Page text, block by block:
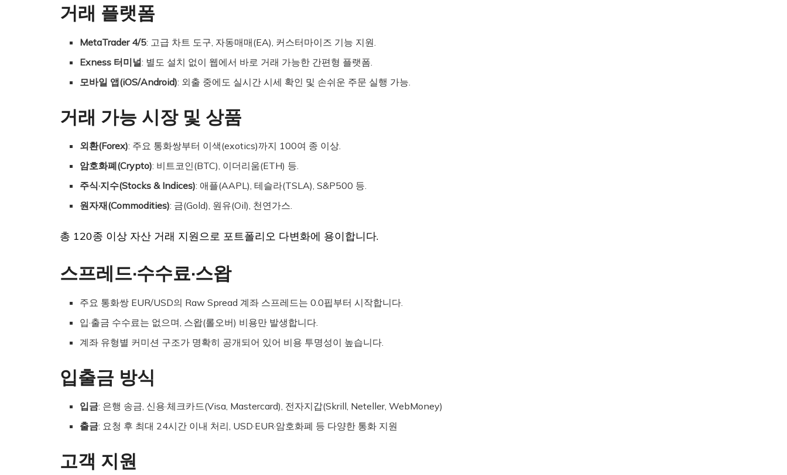
거래 플랫폼
MetaTrader 4/5: 고급 차트 도구, 자동매매(EA), 커스터마이즈 기능 지원.
Exness 터미널: 별도 설치 없이 웹에서 바로 거래 가능한 간편형 플랫폼.
모바일 앱(iOS/Android): 외출 중에도 실시간 시세 확인 및 손쉬운 주문 실행 가능.
거래 가능 시장 및 상품
외환(Forex): 주요 통화쌍부터 이색(exotics)까지 100여 종 이상.
암호화폐(Crypto): 비트코인(BTC), 이더리움(ETH) 등.
주식·지수(Stocks & Indices): 애플(AAPL), 테슬라(TSLA), S&P500 등.
원자재(Commodities): 금(Gold), 원유(Oil), 천연가스.
총 120종 이상 자산 거래 지원으로 포트폴리오 다변화에 용이합니다.
스프레드·수수료·스왑
주요 통화쌍 EUR/USD의 Raw Spread 계좌 스프레드는 0.0핍부터 시작합니다.
입·출금 수수료는 없으며, 스왑(롤오버) 비용만 발생합니다.
계좌 유형별 커미션 구조가 명확히 공개되어 있어 비용 투명성이 높습니다.
입출금 방식
입금: 은행 송금, 신용·체크카드(Visa, Mastercard), 전자지갑(Skrill, Neteller, WebMoney)
출금: 요청 후 최대 24시간 이내 처리, USD·EUR·암호화폐 등 다양한 통화 지원
고객 지원